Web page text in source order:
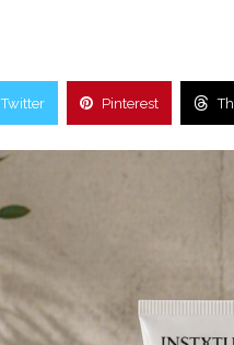
Twitter Pinterest